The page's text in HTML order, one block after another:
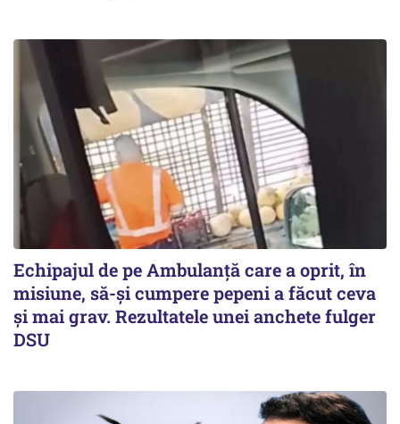
Echipajul de pe Ambulanță care a oprit, în
misiune, să-și cumpere pepeni a făcut ceva
și mai grav. Rezultatele unei anchete fulger
DSU